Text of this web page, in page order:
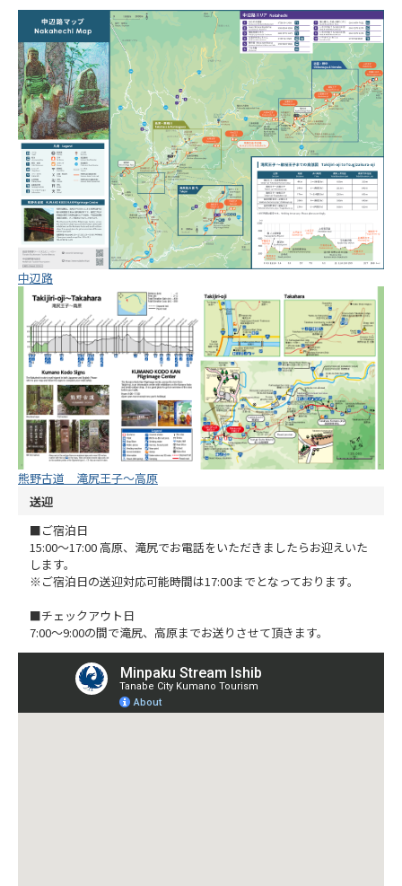
中辺路
熊野古道 滝尻王子～高原
送迎
■ご宿泊日
15:00～17:00 高原、滝尻でお電話をいただきましたらお迎えいた
します。
※ご宿泊日の送迎対応可能時間は17:00までとなっております。
■チェックアウト日
7:00～9:00の間で滝尻、高原までお送りさせて頂きます。